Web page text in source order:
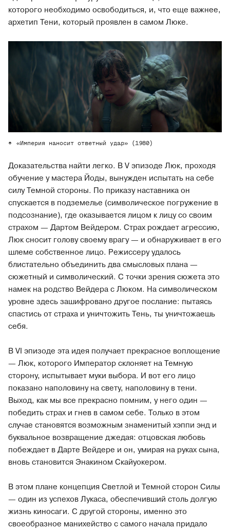
которого необходимо освободиться, и, что еще важнее,
архетип Тени, который проявлен в самом Люке.
«Империя наносит ответный удар» (1980)
Доказательства найти легко. В V эпизоде Люк, проходя
обучение у мастера Йоды, вынужден испытать на себе
силу Темной стороны. По приказу наставника он
спускается в подземелье (символическое погружение в
подсознание), где оказывается лицом к лицу со своим
страхом — Дартом Вейдером. Страх рождает агрессию,
Люк сносит голову своему врагу — и обнаруживает в его
шлеме собственное лицо. Режиссеру удалось
блистательно объединить два смысловых плана —
сюжетный и символический. С точки зрения сюжета это
намек на родство Вейдера с Люком. На символическом
уровне здесь зашифровано другое послание: пытаясь
спастись от страха и уничтожить Тень, ты уничтожаешь
себя.
В VI эпизоде эта идея получает прекрасное воплощение
— Люк, которого Император склоняет на Темную
сторону, испытывает муки выбора. И вот его лицо
показано наполовину на свету, наполовину в тени.
Выход, как мы все прекрасно помним, у него один —
победить страх и гнев в самом себе. Только в этом
случае становятся возможным знаменитый хэппи энд и
буквальное возвращение джедая: отцовская любовь
побеждает в Дарте Вейдере и он, умирая на руках сына,
вновь становится Энакином Скайуокером.
В этом плане концепция Светлой и Темной сторон Силы
— один из успехов Лукаса, обеспечивший столь долгую
жизнь киносаги. С другой стороны, именно это
своеобразное манихейство с самого начала придало